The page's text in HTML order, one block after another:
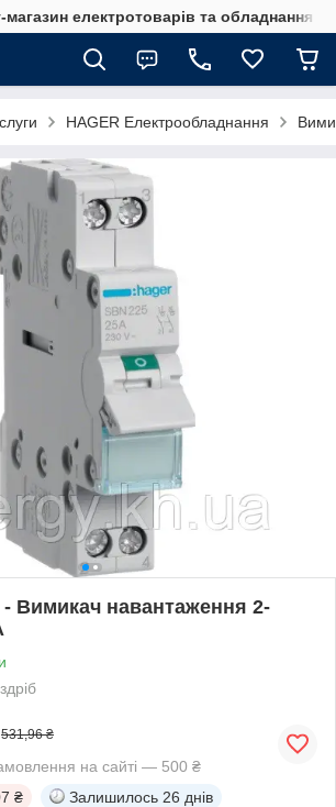
магазин електротоварів та обладнання
HAGER Електрообладнання
- Вимикач навантаження 2-
531,96 ₴
на сайті — 500 ₴
₴ Залишилось 26 днів